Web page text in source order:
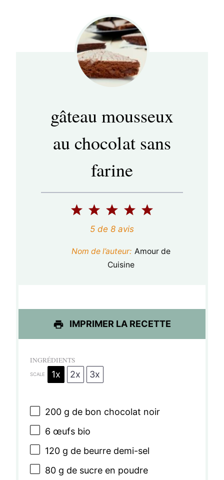
gâteau mousseux
au chocolat sans
farine
5
t
e
s
4
t
e
s
3
é
t
o
e
s
2
é
t
e
s
1
t
e
5de 8 avis
Nom de l’auteur: Amour de
Cuisine
IMPRIMER LA RECETTE
INGRÉDIENTS
SCALE 1x 2x 3x
200 g de bon chocolat noir
6 œufs bio
120 g de beurre demi-sel
80 g de sucre en poudre